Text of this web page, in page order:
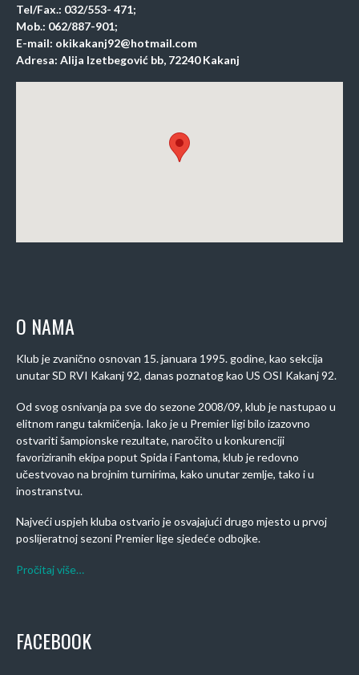
Tel/Fax.: 032/553- 471;
Mob.: 062/887-901;
E-mail: okikakanj92@hotmail.com
Adresa: Alija Izetbegović bb, 72240 Kakanj
O NAMA
Klub je zvanično osnovan 15. januara 1995. godine, kao sekcija
unutar SD RVI Kakanj 92, danas poznatog kao US OSI Kakanj 92.
Od svog osnivanja pa sve do sezone 2008/09, klub je nastupao u
elitnom rangu takmičenja. Iako je u Premier ligi bilo izazovno
ostvariti šampionske rezultate, naročito u konkurenciji
favoriziranih ekipa poput Spida i Fantoma, klub je redovno
učestvovao na brojnim turnirima, kako unutar zemlje, tako i u
inostranstvu.
Najveći uspjeh kluba ostvario je osvajajući drugo mjesto u prvoj
poslijeratnoj sezoni Premier lige sjedeće odbojke.
Pročitaj više…
FACEBOOK